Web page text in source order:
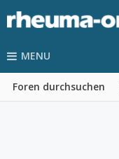
MENU
Foren durchsuchen